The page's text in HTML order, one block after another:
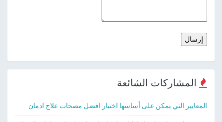
المشاركات الشائعة
المعايير التي يمكن على أساسها اختيار افضل مصحات علاج ادمان